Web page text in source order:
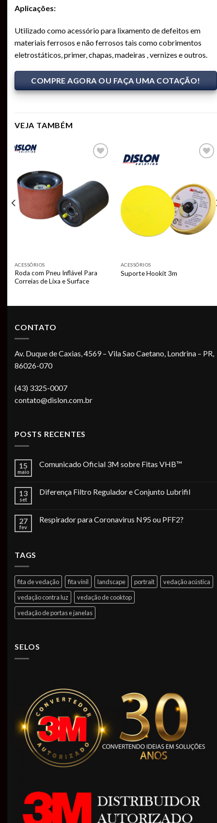
Aplicações:
Utilizado como acessório para lixamento de defeitos em
materiais ferrosos e não ferrosos tais como cobrimentos
eletrostáticos, primer, chapas, madeiras , vernizes e outros.
COMPRE AGORA OU FAÇA UMA COTAÇÃO!
VEJA TAMBÉM
Add to
wishlist
ACESSÓRIOS
Roda com Pneu Inflável Para
Correias de Lixa e Surface
wishlist
ACESSÓRIOS
Suporte Hookit 3m
CONTATO
Av. Duque de Caxias, 4569 – Vila Sao Caetano, Londrina – PR,
86026-070
(43) 3325-0007
contato@dislon.com.br
POSTS RECENTES
15
maio
Comunicado Oficial 3M sobre Fitas VHB™
13
set
Diferença Filtro Regulador e Conjunto Lubrifil
27
fev
Respirador para Coronavirus N95 ou PFF2?
TAGS
fita de vedação fita vinil landscape portrait
vedação acústica
vedação contra luz
vedação de cooktop
vedação de portas e janelas
SELOS